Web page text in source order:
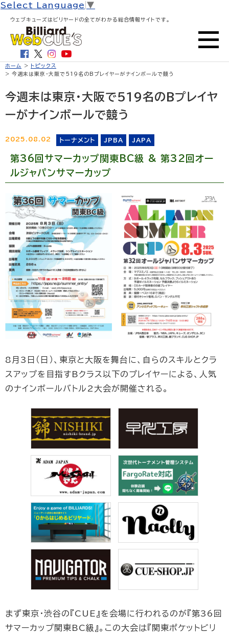
Select Language ▼
ウェブキューズはビリヤードの全てがわかる総合情報サイトです。
ホーム >
トピックス
> 今週末は東京・大阪で519名のBプレイヤーがナインボールで競う
今週末は東京・大阪で519名のBプレイヤ
ーがナインボールで競う
2025.08.02 トーナメント JPBA JAPA
第36回サマーカップ関東BC級 & 第32回オー
ルジャパンサマーカップ
8月3日（日）、東京と大阪を舞台に、自らのスキルとクラ
スアップを目指すBクラス以下のプレイヤーによる、人気
のナインボールバトル2大会が開催される。
まず東京・渋谷の『CUE』を会場に行われるのが『第36回
サマーカップ関東BC級』。この大会は『関東ポケットビリ